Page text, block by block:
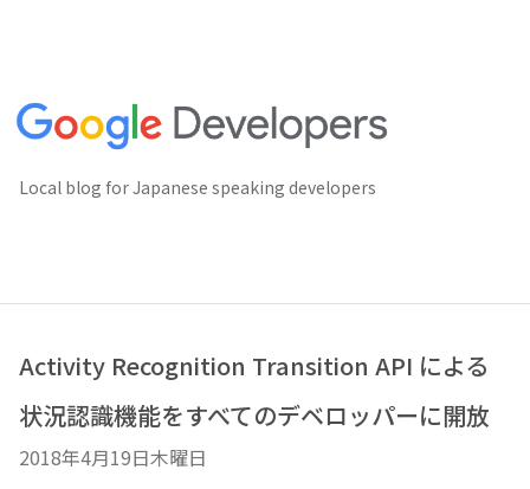
Local blog for Japanese speaking developers
Activity Recognition Transition API による
状況認識機能をすべてのデベロッパーに開放
2018年4月19日木曜日